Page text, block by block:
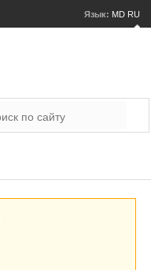
Язык: MD RU